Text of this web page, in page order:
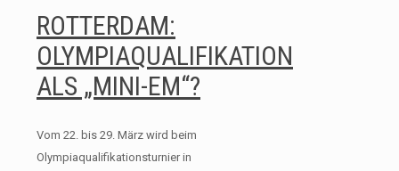
ROTTERDAM:
OLYMPIAQUALIFIKATION
ALS „MINI-EM“?
Vom 22. bis 29. März wird beim
Olympiaqualifikationsturnier in